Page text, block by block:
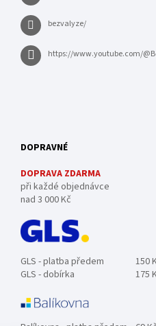
bezvalyze/
https://www.youtube.com/
DOPRAVNÉ
DOPRAVA ZDARMA
při každé objednávce
nad 3 000 Kč
GLS - platba předem
150
GLS - dobírka
175